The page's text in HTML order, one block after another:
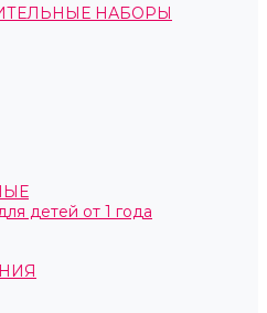
НАБОРЫ
детей от 1 года